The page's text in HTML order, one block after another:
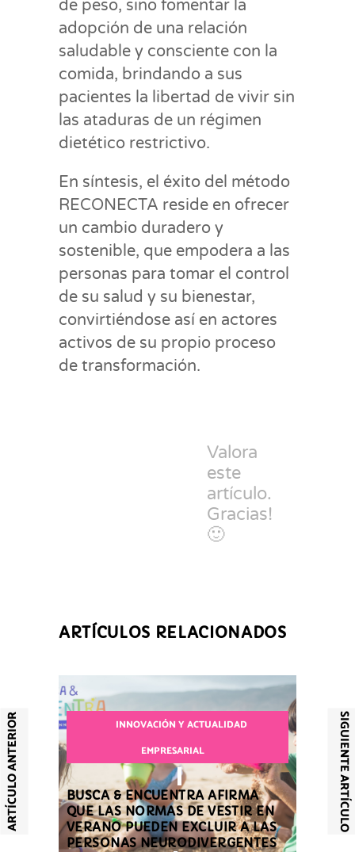
de peso, sino fomentar la
adopción de una relación
saludable y consciente con la
comida, brindando a sus
pacientes la libertad de vivir sin
las ataduras de un régimen
dietético restrictivo.
En síntesis, el éxito del método
RECONECTA reside en ofrecer
un cambio duradero y
sostenible, que empodera a las
personas para tomar el control
de su salud y su bienestar,
convirtiéndose así en actores
activos de su propio proceso
de transformación.
Valora
este
artículo.
Gracias!
🙂
ARTÍCULO ANTERIOR SIGUIENTE ARTÍCULO
ARTÍCULOS RELACIONADOS
INNOVACIÓN Y ACTUALIDAD
EMPRESARIAL
BUSCA & ENCUENTRA AFIRMA
QUE LAS NORMAS DE VESTIR EN
VERANO PUEDEN EXCLUIR A LAS
PERSONAS NEURODIVERGENTES